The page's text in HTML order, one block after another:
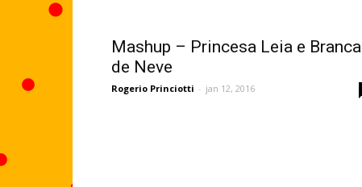
Mashup – Princesa Leia e Branca
de Neve
Rogerio Princiotti - jan 12, 2016